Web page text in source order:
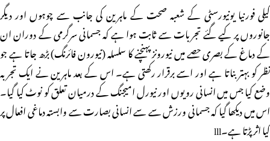
کیلی فورنیا یونیورسٹی کے شعبہ صحت کے ماہرین کی جانب سے چوہوں اور دیگر
جانوروں پر کیے گئے تجربات سے ثابت ہوا ہے کہ جسمانی سرگرمی کے دوران ان
کے دماغ کے بصری حصے میں نیورونز پہنچنے کا سلسلہ (نیورون فائرنگ) بڑھ جاتا ہے جو
نظر کو بہتر بناتا ہے اور اسے برقرار رکھتی ہے۔ اس کے بعد ماہرین نے ایک تجربہ
وضع کیا جس میں انسانی رویوں اور نیورل امیجنگ کے درمیان تعلق کو نوٹ کیا گیا۔
اس میں دیکھا گیا کہ جسمانی ورزش سے سے انسانی بصارت سے وابستہ دماغی افعال پر
کیا اثر پڑتا ہے۔lll